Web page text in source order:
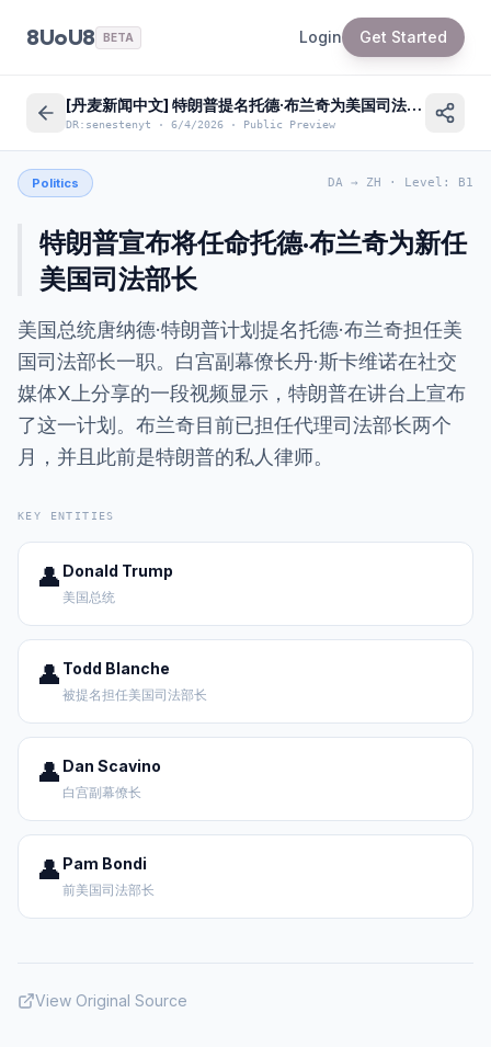
8UoU8 BETA Login Get Started
[丹麦新闻中文] 特朗普提名托德·布兰奇为美国司法部长
DR:senestenyt · 6/4/2026 · Public Preview
Politics DA → ZH · Level : B1
特朗普宣布将任命托德·布兰奇为新任
美国司法部长
美国总统唐纳德·特朗普计划提名托德·布兰奇担任美
国司法部长一职。白宫副幕僚长丹·斯卡维诺在社交
媒体X上分享的一段视频显示，特朗普在讲台上宣布
了这一计划。布兰奇目前已担任代理司法部长两个
月，并且此前是特朗普的私人律师。
KEY ENTITIES
👤 Donald Trump
美国总统
👤 Todd Blanche
被提名担任美国司法部长
👤 Dan Scavino
白宫副幕僚长
👤 Pam Bondi
前美国司法部长
View Original Source